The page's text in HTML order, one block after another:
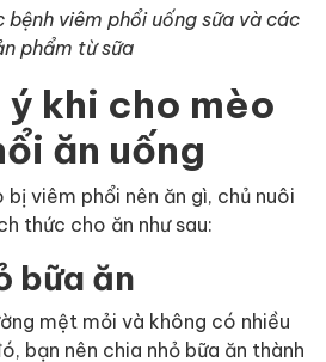
bệnh viêm phổi uống sữa và các
phẩm từ sữa
khi cho mèo
ăn uống
viêm phổi nên ăn gì, chủ nuôi
thức cho ăn như sau:
bữa ăn
mệt mỏi và không có nhiều
bạn nên chia nhỏ bữa ăn thành